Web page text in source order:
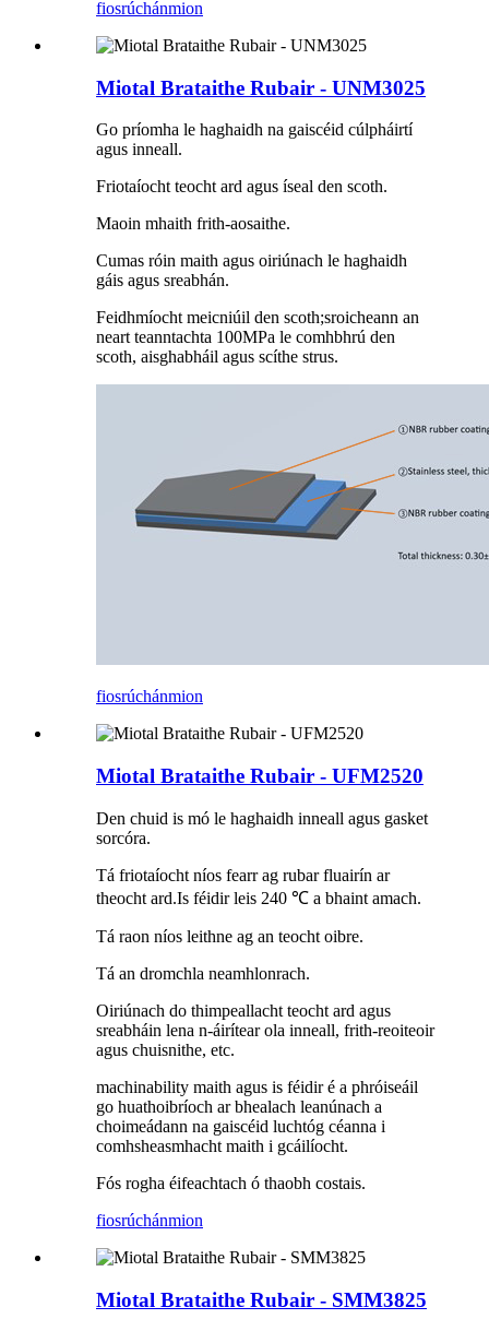
fiosrúchánmion
Miotal Brataithe Rubair - UNM3025
Go príomha le haghaidh na gaiscéid cúlpháirtí
agus inneall.
Friotaíocht teocht ard agus íseal den scoth.
Maoin mhaith frith-aosaithe.
Cumas róin maith agus oiriúnach le haghaidh
gáis agus sreabhán.
Feidhmíocht meicniúil den scoth;sroicheann an
neart teanntachta 100MPa le comhbhrú den
scoth, aisghabháil agus scíthe strus.
fiosrúchánmion
Miotal Brataithe Rubair - UFM2520
Den chuid is mó le haghaidh inneall agus gasket
sorcóra.
Tá friotaíocht níos fearr ag rubar fluairín ar
theocht ard.Is féidir leis 240 ℃ a bhaint amach.
Tá raon níos leithne ag an teocht oibre.
Tá an dromchla neamhlonrach.
Oiriúnach do thimpeallacht teocht ard agus
sreabháin lena n-áirítear ola inneall, frith-reoiteoir
agus chuisnithe, etc.
machinability maith agus is féidir é a phróiseáil
go huathoibríoch ar bhealach leanúnach a
choimeádann na gaiscéid luchtóg céanna i
comhsheasmhacht maith i gcáilíocht.
Fós rogha éifeachtach ó thaobh costais.
fiosrúchánmion
Miotal Brataithe Rubair - SMM3825